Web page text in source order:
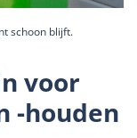
schoon blijft.
voor
-houden